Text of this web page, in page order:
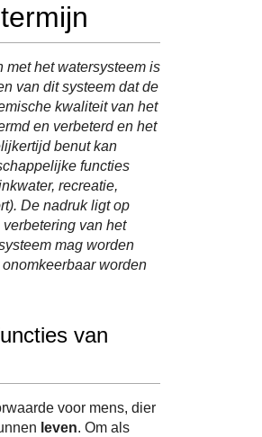
met het watersysteem is
van dit systeem dat de
kwaliteit van het
en verbeterd en het
benut kan
functies
recreatie,
De nadruk ligt op
van het
mag worden
worden
van
voor mens, dier
leven. Om als